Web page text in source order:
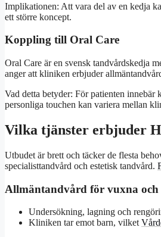
Implikationen: Att vara del av en kedja
ett större koncept.
Koppling till Oral Care
Oral Care är en svensk tandvårdskedja
anger att kliniken erbjuder
Vad detta betyder: För patienten innebär
personliga touchen kan variera mellan
Vilka tjänster erbjuder
Utbudet är brett och täcker de flesta
specialisttandvård och estetisk tandvård.
Allmäntandvård för vuxna
Undersökning, lagning och
Kliniken tar emot barn, vilket